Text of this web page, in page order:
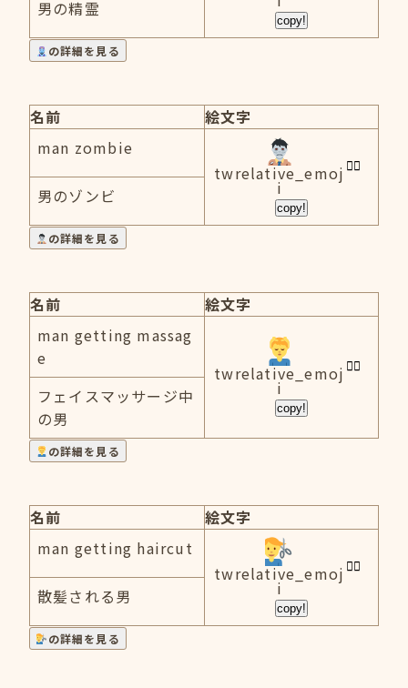
copy!
男の精霊
の詳細を見る
名前
絵文字
man zombie
twrelative_emoj
i
copy!
男のゾンビ
の詳細を見る
名前
絵文字
man getting massag
e
twrelative_emoj
i
copy!
フェイスマッサージ中
の男
の詳細を見る
名前
絵文字
man getting haircut
twrelative_emoj
i
copy!
散髪される男
の詳細を見る